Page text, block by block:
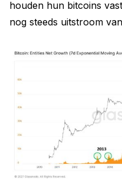
houden hun bitcoins
nog steeds uitstroom